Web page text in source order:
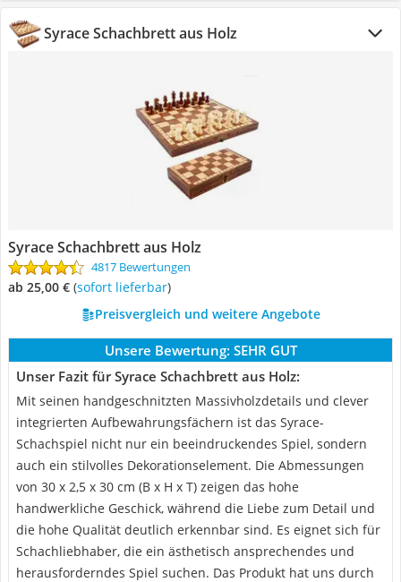
Syrace Schachbrett aus Holz
Syrace Schachbrett aus Holz
4817 Bewertungen
ab 25,00 € ( Sofort lieferbar)
Preisvergleich und weitere Angebote
Unsere Bewertung: SEHR GUT
Unser Fazit für Syrace Schachbrett aus Holz:
Mit seinen handgeschnitzten Massivholzdetails und clever
integrierten Aufbewahrungsfächern ist das Syrace-
Schachspiel nicht nur ein beeindruckendes Spiel, sondern
auch ein stilvolles Dekorationselement. Die Abmessungen
von 30 x 2,5 x 30 cm (B x H x T) zeigen das hohe
handwerkliche Geschick, während die Liebe zum Detail und
die hohe Qualität deutlich erkennbar sind. Es eignet sich für
Schachliebhaber, die ein ästhetisch ansprechendes und
herausforderndes Spiel suchen. Das Produkt hat uns durch